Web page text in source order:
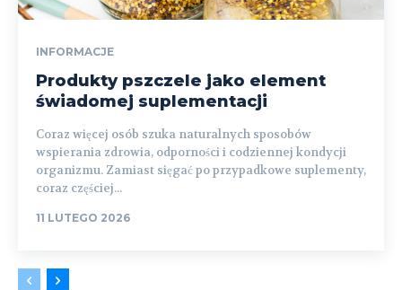
INFORMACJE
Produkty pszczele jako element
świadomej suplementacji
Coraz więcej osób szuka naturalnych sposobów
wspierania zdrowia, odporności i codziennej kondycji
organizmu. Zamiast sięgać po przypadkowe suplementy,
coraz częściej...
11 LUTEGO 2026